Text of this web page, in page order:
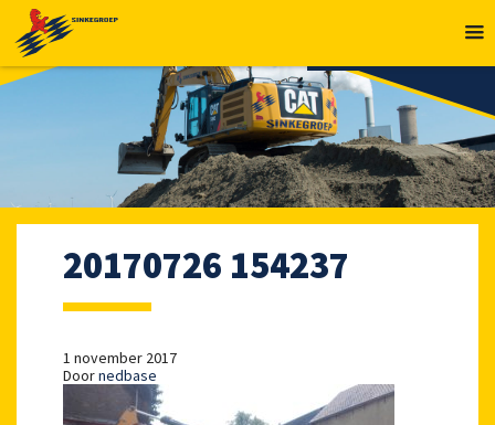
20170726 154237
1 november 2017
Doornedbase